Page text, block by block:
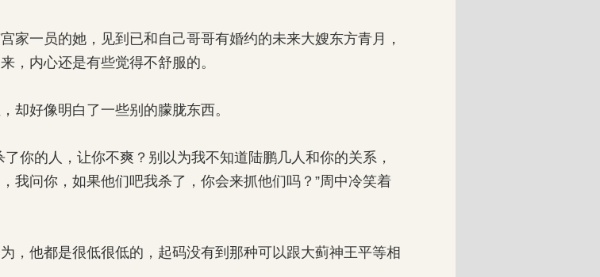
一员的她，见到已和自己哥哥有婚约的未来大嫂东方青月，
，内心还是有些觉得不舒服的。
好像明白了一些别的朦胧东西。
的人，让你不爽？别以为我不知道陆鹏几人和你的关系，
我问你，如果他们吧我杀了，你会来抓他们吗？”周中冷笑着
他都是很低很低的，起码没有到那种可以跟大蓟神王平等相